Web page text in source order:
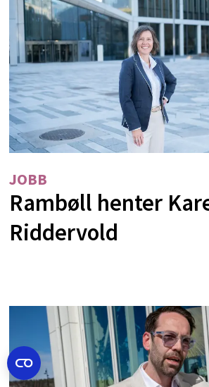
JOBB
Rambøll henter
Riddervold